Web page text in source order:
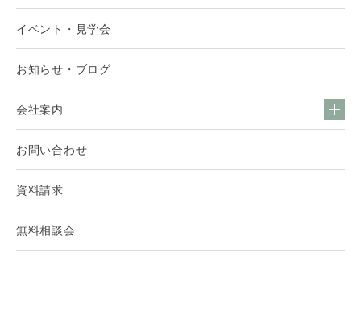
イベント・見学会
お知らせ・ブログ
会社案内
お問い合わせ
資料請求
無料相談会